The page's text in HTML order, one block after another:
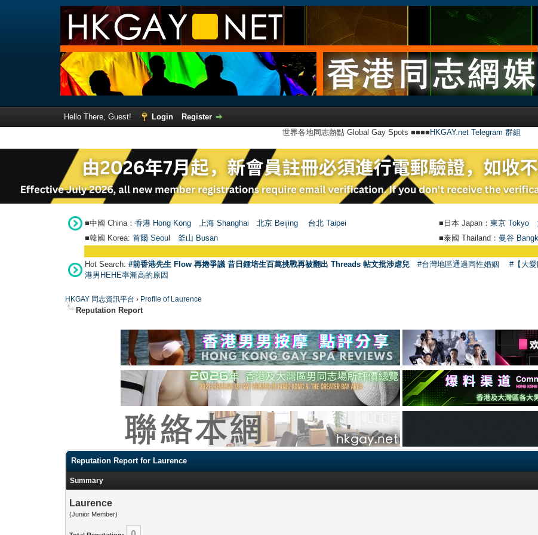
Hello There, Guest! Login
Register
世界各地同志熱點 Global Gay Spots ■■■■ HKGAY.net Telegram 群組
■中國 China： 香港 Hong Kong 上海 Shanghai 北京 Beijing 台北 Taipei ■日本 Japan： 東京 Tokyo
■韓國 Korea: 首爾 Seou 釜山 Busan ■泰國 Thailand： 曼谷
Hot Search: #前香港先生 Flow 再捲爭議 昔日鍾培生百萬挑戰再被翻出 Threads 帖文批涉虐兒 #台灣地區通過同性婚姻 #【大
港男HEHE率漸高的原因
HKGAY 同志資訊平台 › Profile of Laurence
Reputation Report
Reputation Report for Laurence
Summary
Laurence
(Junior Member)